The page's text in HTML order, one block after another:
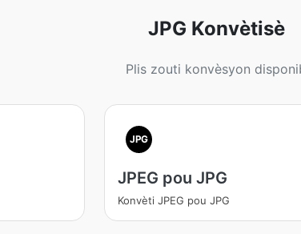
JPG Konvètisè
Plis zouti konvèsyon
JPG
JPEG pou JPG
Konvèti JPEG pou JPG